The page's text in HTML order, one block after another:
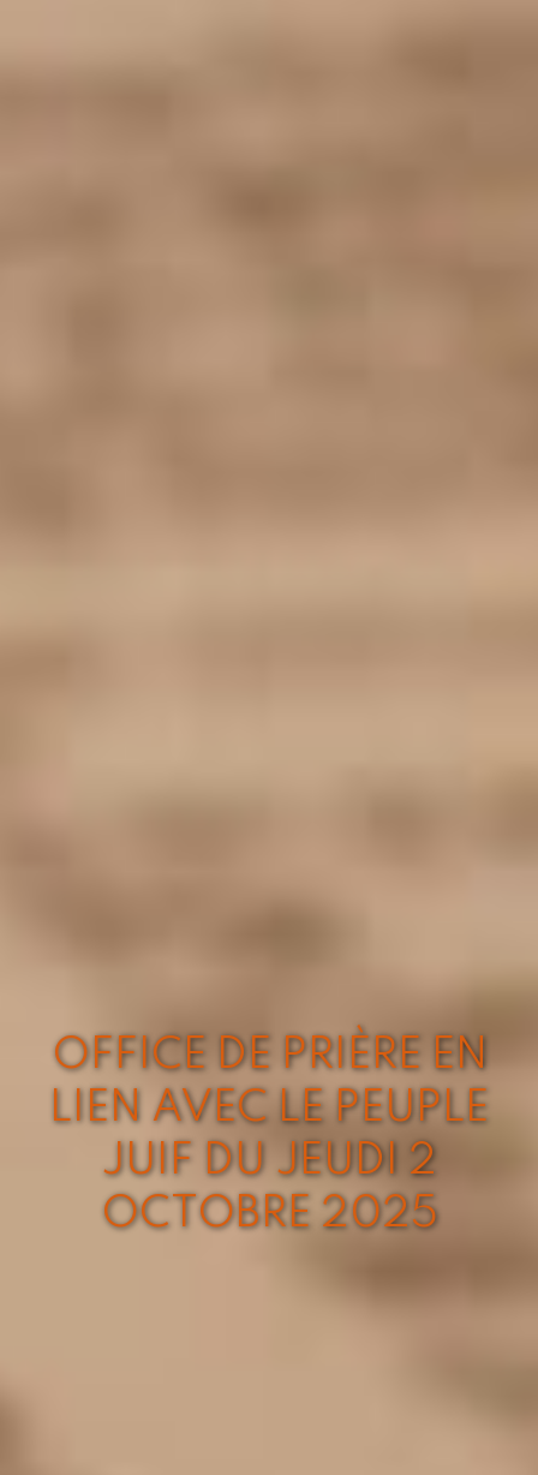
OFFICE DE PRIÈRE EN
LIEN AVEC LE PEUPLE
JUIF DU JEUDI 2
OCTOBRE 2025